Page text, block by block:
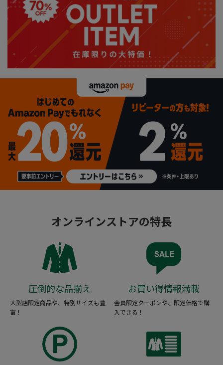
オンラインストアの特長
圧倒的な品揃え
大型店限定商品や、特別サイズも豊
富！
お買い得情報満載
会員限定クーポンや、限定価格で購
入できる！